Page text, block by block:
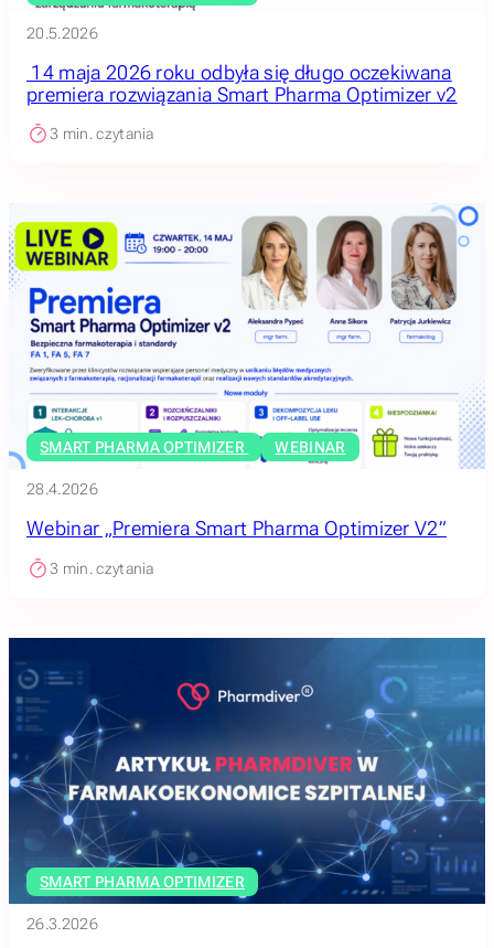
20.5.2026
14 maja 2026 roku odbyła się długo oczekiwana
premiera rozwiązania Smart Pharma Optimizer v2
3 min. czytania
SMART PHARMA OPTIMIZER WEBINAR
28.4.2026
Webinar „Premiera Smart Pharma Optimizer V2”
3 min. czytania
SMART PHARMA OPTIMIZER
26.3.2026